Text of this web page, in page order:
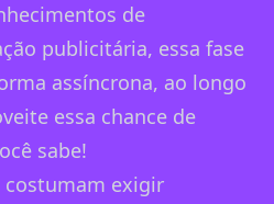
de
publicitária, essa fase
assíncrona, ao longo
essa chance de
sabe!
costumam exigir